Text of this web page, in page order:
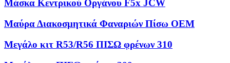
Μάσκα Κεντρικού Οργάνου F5x JCW
Μαύρα Διακοσμητικά Φαναριών Πίσω OEM
Μεγάλο κιτ R53/R56 ΠΙΣΩ φρένων 310